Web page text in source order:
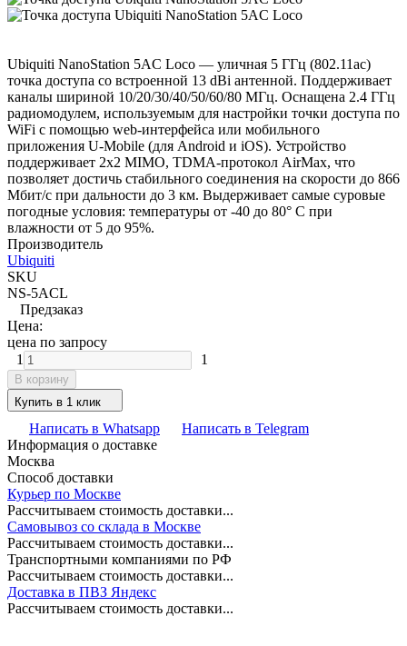
Ubiquiti NanoStation 5AC Loco — уличная 5 ГГц (802.11ac)
точка доступа со встроенной 13 dBi антенной. Поддерживает
каналы шириной 10/20/30/40/50/60/80 МГц. Оснащена 2.4 ГГц
радиомодулем, используемым для настройки точки доступа по
WiFi с помощью web-интерфейса или мобильного
приложения U-Mobile (для Android и iOS). Устройство
поддерживает 2x2 MIMO, TDMA-протокол AirMax, что
позволяет достичь стабильного соединения на скорости до 866
Мбит/с при дальности до 3 км. Выдерживает самые суровые
погодные условия: температуры от -40 до 80° С при
влажности от 5 до 95%.
Производитель
Ubiquiti
SKU
NS-5ACL
Предзаказ
Цена:
цена по запросу
1
1
В корзину
Купить в 1 клик
Написать в Whatsapp
Написать в Telegram
Информация о доставке
Москва
Способ доставки
Курьер по Москве
Рассчитываем стоимость доставки...
Самовывоз со склада в Москве
Рассчитываем стоимость доставки...
Транспортными компаниями по РФ
Рассчитываем стоимость доставки...
Доставка в ПВЗ Яндекс
Рассчитываем стоимость доставки...